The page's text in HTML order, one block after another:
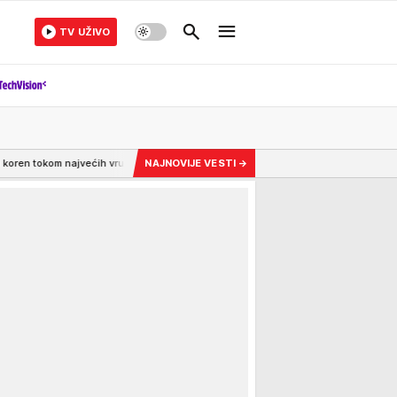
TV UŽIVO
vrućina 21:48 OVAKO JE SPREČENA TRAGEDIJA NA AERODROMU
NAJNOVIJE VESTI →